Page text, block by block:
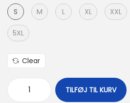
S
M L XL XXL
5XL
Clear
TILFØJ TIL KURV